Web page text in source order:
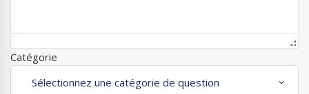
Catégorie